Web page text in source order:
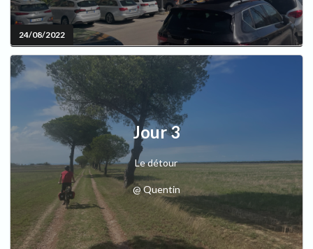
24/08/2022
Jour 3
Le détour
@ Quentin